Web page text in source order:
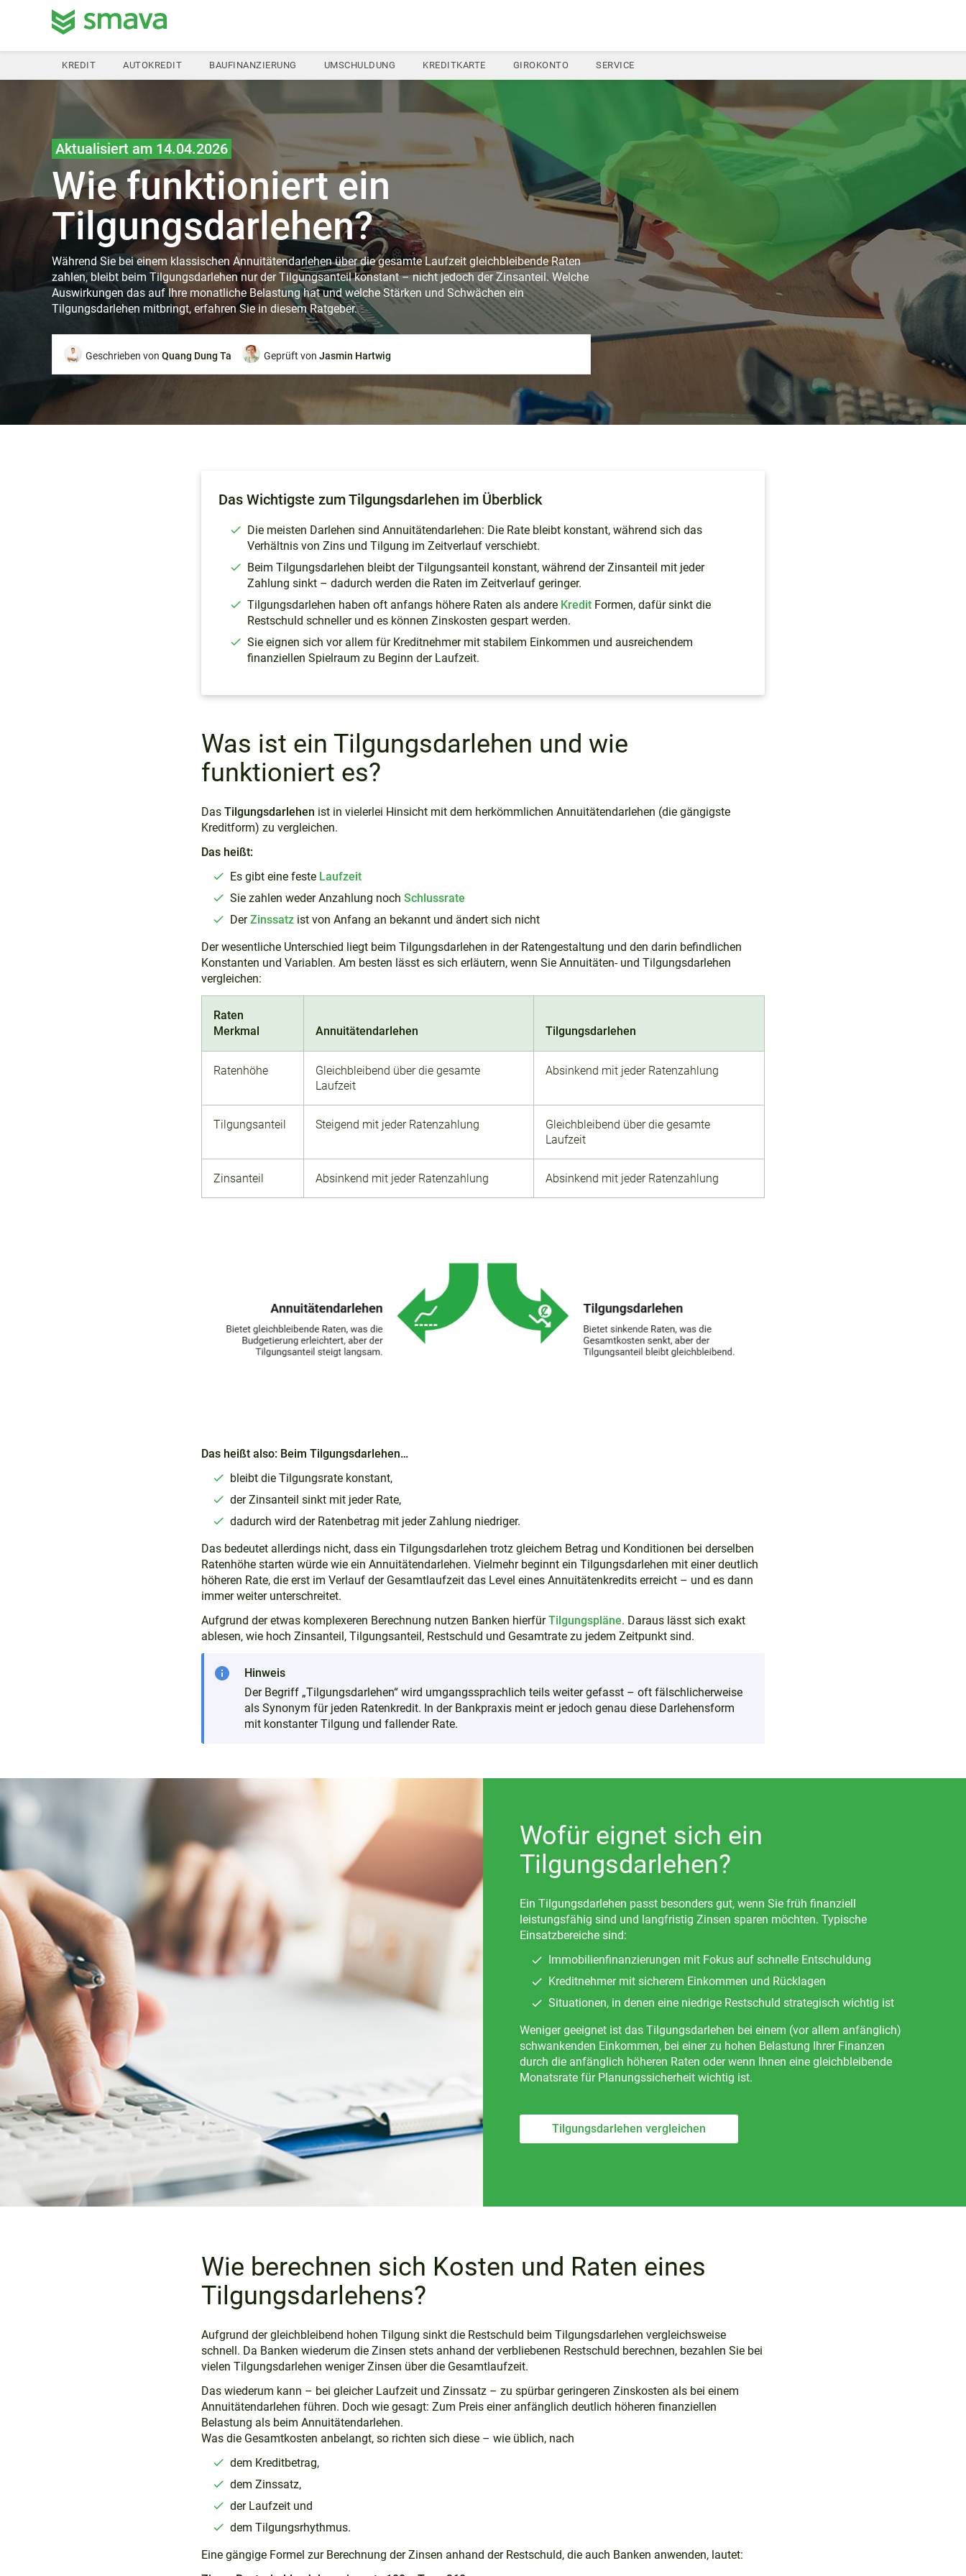
KREDIT AUTOKREDIT BAUFINANZIERUNG UMSCHULDUNG KREDITKARTE GIROKONTO SERVICE
Aktualisiert am 14.04.2026
Wie funktioniert ein
Tilgungsdarlehen?
Während Sie bei einem klassischen Annuitätendarlehen über die gesamte Laufzeit gleichbleibende Raten
zahlen, bleibt beim Tilgungsdarlehen nur der Tilgungsanteil konstant – nicht jedoch der Zinsanteil. Welche
Auswirkungen das auf Ihre monatliche Belastung hat und welche Stärken und Schwächen ein
Tilgungsdarlehen mitbringt, erfahren Sie in diesem Ratgeber.
Geschrieben von Quang Dung Ta Geprüft von Jasmin Hartwig
Das Wichtigste zum Tilgungsdarlehen im Überblick
Die meisten Darlehen sind Annuitätendarlehen: Die Rate bleibt konstant, während sich das
Verhältnis von Zins und Tilgung im Zeitverlauf verschiebt.
Beim Tilgungsdarlehen bleibt der Tilgungsanteil konstant, während der Zinsanteil mit jeder
Zahlung sinkt – dadurch werden die Raten im Zeitverlauf geringer.
Tilgungsdarlehen haben oft anfangs höhere Raten als andere Kredit Formen, dafür sinkt die
Restschuld schneller und es können Zinskosten gespart werden.
Sie eignen sich vor allem für Kreditnehmer mit stabilem Einkommen und ausreichendem
finanziellen Spielraum zu Beginn der Laufzeit.
Was ist ein Tilgungsdarlehen und wie
funktioniert es?
Das Tilgungsdarlehen ist in vielerlei Hinsicht mit dem herkömmlichen Annuitätendarlehen (die gängigste
Kreditform) zu vergleichen.
Das heißt:
Es gibt eine feste Laufzeit
Sie zahlen weder Anzahlung noch Schlussrate
DerZinssatz ist von Anfang an bekannt und ändert sich nicht
Der wesentliche Unterschied liegt beim Tilgungsdarlehen in der Ratengestaltung und den darin befindlichen
Konstanten und Variablen. Am besten lässt es sich erläutern, wenn Sie Annuitäten- und Tilgungsdarlehen
vergleichen:
Raten
Merkmal
Annuitätendarlehen Tilgungsdarlehen
Ratenhöhe
Gleichbleibend über die gesamte
Laufzeit
Absinkend mit jeder Ratenzahlung
Tilgungsanteil Steigend mit jeder Ratenzahlung
Gleichbleibend über die gesamte
Laufzeit
Zinsanteil Absinkend mit jeder Ratenzahlung Absinkend mit jeder Ratenzahlung
Das heißt also: Beim Tilgungsdarlehen…
bleibt die Tilgungsrate konstant,
der Zinsanteil sinkt mit jeder Rate,
dadurch wird der Ratenbetrag mit jeder Zahlung niedriger.
Das bedeutet allerdings nicht, dass ein Tilgungsdarlehen trotz gleichem Betrag und Konditionen bei derselben
Ratenhöhe starten würde wie ein Annuitätendarlehen. Vielmehr beginnt ein Tilgungsdarlehen mit einer deutlich
höheren Rate, die erst im Verlauf der Gesamtlaufzeit das Level eines Annuitätenkredits erreicht – und es dann
immer weiter unterschreitet.
Aufgrund der etwas komplexeren Berechnung nutzen Banken hierfürTilgungspläne. Daraus lässt sich exakt
ablesen, wie hoch Zinsanteil, Tilgungsanteil, Restschuld und Gesamtrate zu jedem Zeitpunkt sind.
info
Hinweis
Der Begriff „Tilgungsdarlehen“ wird umgangssprachlich teils weiter gefasst – oft fälschlicherweise
als Synonym für jeden Ratenkredit. In der Bankpraxis meint er jedoch genau diese Darlehensform
mit konstanter Tilgung und fallender Rate.
Wofür eignet sich ein
Tilgungsdarlehen?
Ein Tilgungsdarlehen passt besonders gut, wenn Sie früh finanziell
leistungsfähig sind und langfristig Zinsen sparen möchten. Typische
Einsatzbereiche sind:
Immobilienfinanzierungen mit Fokus auf schnelle Entschuldung
Kreditnehmer mit sicherem Einkommen und Rücklagen
Situationen, in denen eine niedrige Restschuld strategisch wichtig ist
Weniger geeignet ist das Tilgungsdarlehen bei einem (vor allem anfänglich)
schwankenden Einkommen, bei einer zu hohen Belastung Ihrer Finanzen
durch die anfänglich höheren Raten oder wenn Ihnen eine gleichbleibende
Monatsrate für Planungssicherheit wichtig ist.
Tilgungsdarlehen vergleichen
Wie berechnen sich Kosten und Raten eines
Tilgungsdarlehens?
Aufgrund der gleichbleibend hohen Tilgung sinkt die Restschuld beim Tilgungsdarlehen vergleichsweise
schnell. Da Banken wiederum die Zinsen stets anhand der verbliebenen Restschuld berechnen, bezahlen Sie bei
vielen Tilgungsdarlehen weniger Zinsen über die Gesamtlaufzeit.
Das wiederum kann – bei gleicher Laufzeit und Zinssatz – zu spürbar geringeren Zinskosten als bei einem
Annuitätendarlehen führen. Doch wie gesagt: Zum Preis einer anfänglich deutlich höheren finanziellen
Belastung als beim Annuitätendarlehen.
Was die Gesamtkosten anbelangt, so richten sich diese – wie üblich, nach
dem Kreditbetrag,
dem Zinssatz,
der Laufzeit und
dem Tilgungsrhythmus.
Eine gängige Formel zur Berechnung der Zinsen anhand der Restschuld, die auch Banken anwenden, lautet: